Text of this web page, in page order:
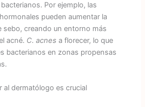
Por ejemplo, las
pueden aumentar la
sebo, creando un entorno más
acné. C. acnes a florecer, lo que
bacterianos en zonas propensas
al dermatólogo es crucial